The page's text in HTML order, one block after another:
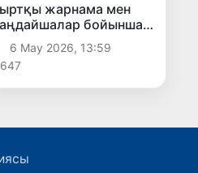
жарнама мен
бойынша
тәртіптер енгізілуі
6 Мау 2026, 13:59